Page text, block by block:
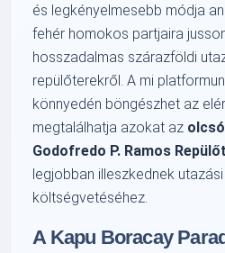
és legkényelmesebb módja
fehér homokos partjaira
hosszadalmas szárazföldi
repülőterekről. A mi
könnyedén böngészhet az
megtalálhatja azokat az
Godofredo P. Ramos
legjobban illeszkednek
költségvetéséhez.
A Kapu Boracay